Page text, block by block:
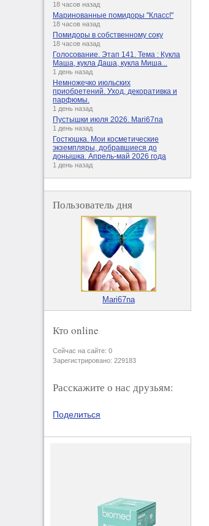
18 часов назад
Маринованные помидоры "Класс!"
18 часов назад
Помидоры в собственному соку
18 часов назад
Голосование. Этап 141. Тема : Кукла
Маша, кукла Даша, кукла Миша...
1 день назад
Немножечко июльских
приобретений. Уход, декоративка и
парфюмы.
1 день назад
Пустышки июля 2026. Mari67na
1 день назад
Гостюшка. Мои косметические
экземпляры, добравшиеся до
донышка. Апрель-май 2026 года
1 день назад
Пользователь дня
Mari67na
Кто online
Сейчас на сайте: 0
Зарегистрировано: 229183
Расскажите о нас друзьям:
Поделиться